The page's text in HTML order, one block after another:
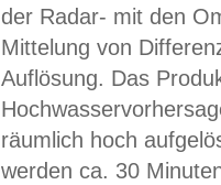
der Radar- mit den
Mittelung von
Auflösung. Das
räumlich hoch
werden ca. 30